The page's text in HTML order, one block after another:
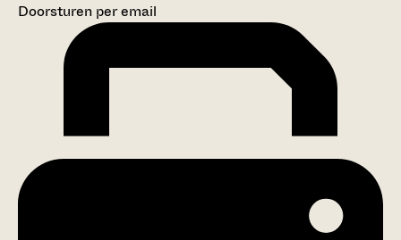
Doorsturen per email